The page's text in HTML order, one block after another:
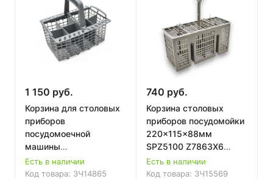
1 150 руб.
Корзина для столовых
приборов
посудомоечной
машины
240x178x120мм
Indesit, Ariston
Есть в наличии
Код товара: ЗЧ14865
740 руб.
Корзина столовых
приборов посудомойки
220x115x88мм
SPZ5100 Z7863X6
Bosch RK481957,
SZ73145
Есть в наличии
Код товара: ЗЧ15569